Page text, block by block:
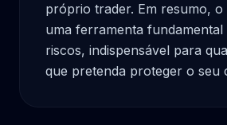
próprio trader. Em resumo, o
uma ferramenta fundamental
riscos, indispensável para
que pretenda proteger o seu